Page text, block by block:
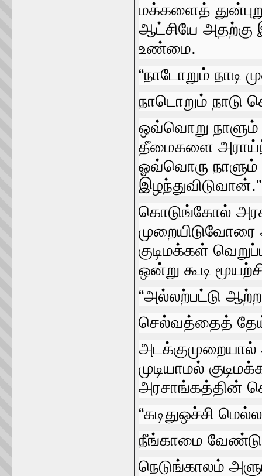
மக்களைத்‌
ஆட்சியே அதற்கு
உண்மை.
“நாடோறும்‌
நாடொறும்‌ நாடு
ஒவ்வொறு
தீமைகளை
ஓவ்வொரு நாளும்‌
கொடுங்கோல்‌
குடிமக்கள்‌
ஒன்று கூடி
“அல்லற்பட்டு
செல்வத்தைத்‌
முடியாமல்‌
அரசாங்கத்தின்‌
“கடிதுஒச்சி
நீங்காமை வேண்டு
நெடுங்காலம்‌